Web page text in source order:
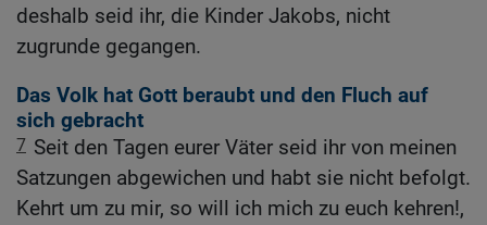
deshalb seid ihr, die Kinder Jakobs, nicht
zugrunde gegangen.
Das Volk hat Gott beraubt und den Fluch auf
sich gebracht
7 Seit den Tagen eurer Väter seid ihr von meinen
Satzungen abgewichen und habt sie nicht befolgt.
Kehrt um zu mir, so will ich mich zu euch kehren!,